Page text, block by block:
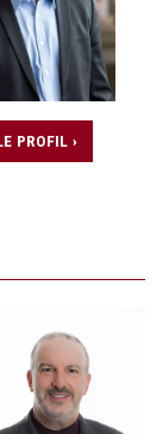
PROFIL ›